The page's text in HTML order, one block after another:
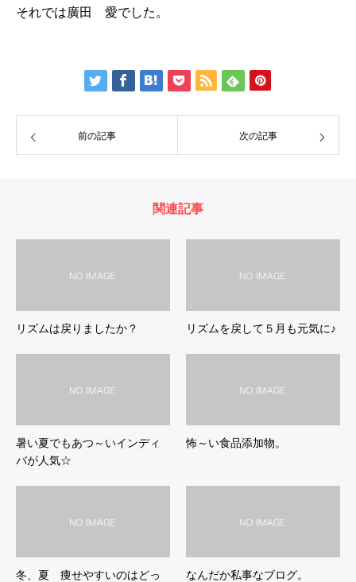
それでは廣田 愛でした。
前の記事 次の記事
関連記事
リズムは戻りましたか？ リズムを戻して５月も元気に♪
暑い夏でもあつ～いインディ
バが人気☆
怖～い食品添加物。
冬、夏 痩せやすいのはどっ
なんだか私事なブログ。